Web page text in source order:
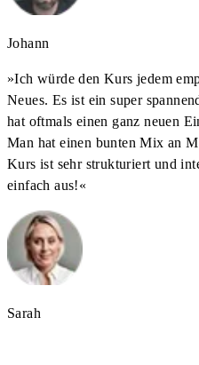
Johann
»Ich würde den Kurs jedem
Neues. Es ist ein super
hat oftmals einen ganz neuen
Man hat einen bunten Mix an
Kurs ist sehr strukturiert und
einfach aus!«
Sarah